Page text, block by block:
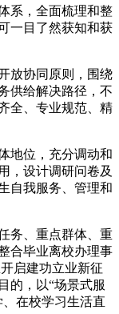
系，全面梳理和整
一目了然获知和获
放协同原则，围绕
供给解决路径，不
全、专业规范、精
地位，充分调动和
，设计调研问卷及
自我服务、管理和
务、重点群体、重
合毕业离校办理事
启建功立业新征
的，以“场景式服
在校学习生活直